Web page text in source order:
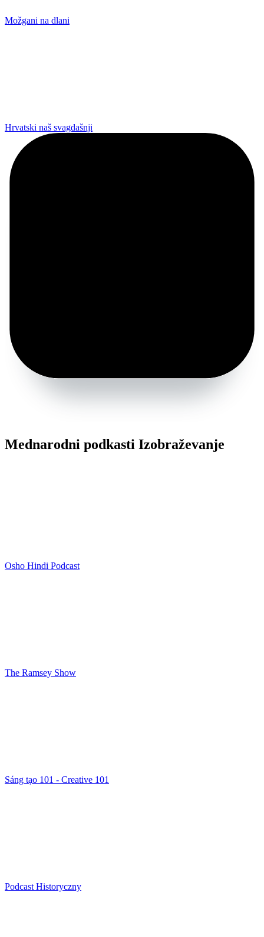
Možgani na dlani
Hrvatski naš svagdašnji
Mednarodni podkasti Izobraževanje
Osho Hindi Podcast
The Ramsey Show
Sáng tạo 101 - Creative 101
Podcast Historyczny